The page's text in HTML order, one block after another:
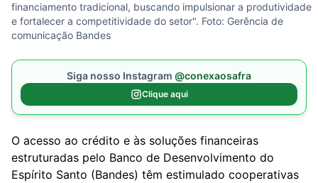
financiamento tradicional, buscando impulsionar a produtividade
e fortalecer a competitividade do setor". Foto: Gerência de
comunicação Bandes
Siga nosso Instagram @conexaosafra
Clique aqui
O acesso ao crédito e às soluções financeiras
estruturadas pelo Banco de Desenvolvimento do
Espírito Santo (Bandes) têm estimulado cooperativas